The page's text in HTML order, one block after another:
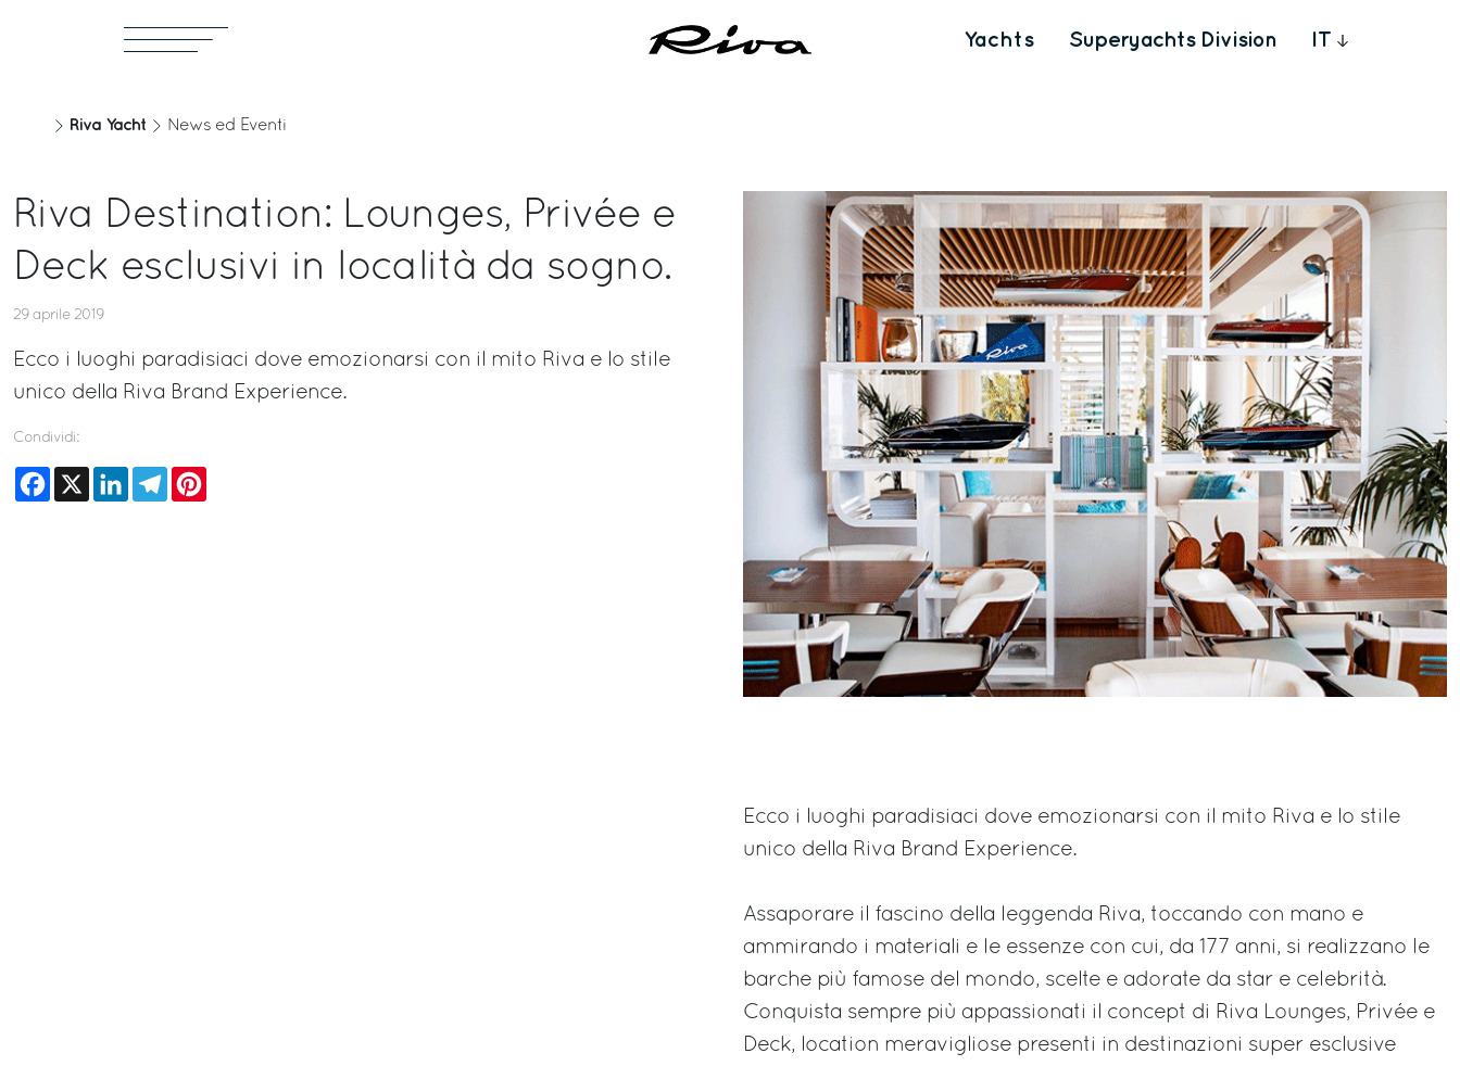
Yachts Superyachts Division IT
Riva Yacht News ed Eventi
Riva Destination: Lounges, Privée e
Deck esclusivi in località da sogno.
29 aprile 2019
Ecco i luoghi paradisiaci dove emozionarsi con il mito Riva e lo stile
unico della Riva Brand Experience.
Condividi:
Facebook
X LinkedInTelegram
Ecco i luoghi paradisiaci dove emozionarsi con il mito Riva e lo stile
unico della Riva Brand Experience.
Assaporare il fascino della leggenda Riva, toccando con mano e
ammirando i materiali e le essenze con cui, da 177 anni, si realizzano le
barche più famose del mondo, scelte e adorate da star e celebrità.
Conquista sempre più appassionati il concept di Riva Lounges, Privée e
Deck, location meravigliose presenti in destinazioni super esclusive